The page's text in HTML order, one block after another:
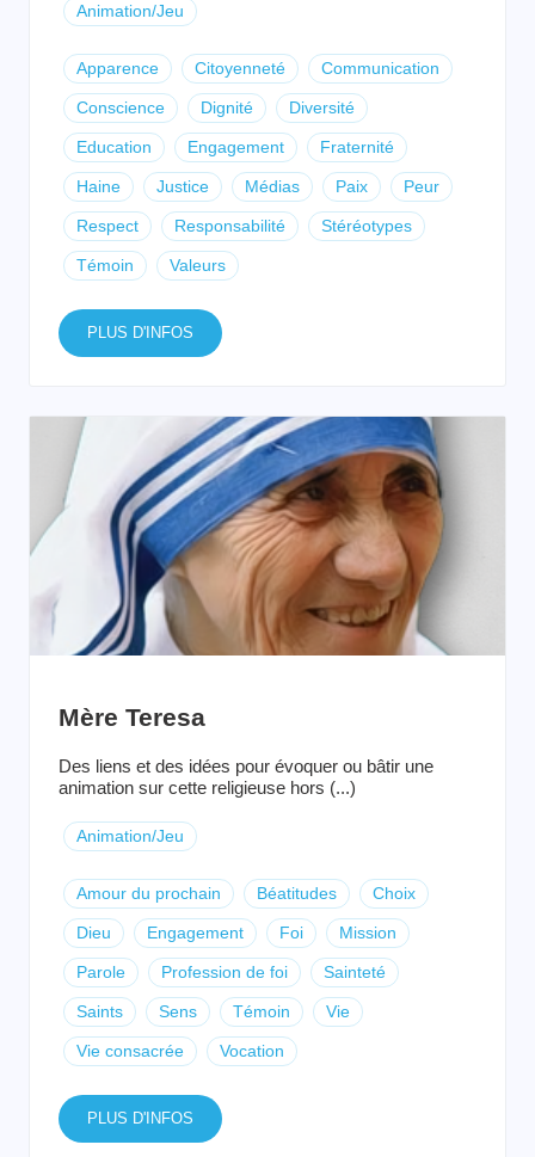
Animation/Jeu
Apparence Citoyenneté Communication
Conscience Dignité Diversité
Education Engagement Fraternité
Haine Justice Médias Paix Peur
Respect Responsabilité Stéréotypes
Témoin Valeurs
PLUS D'INFOS
Mère Teresa
Des liens et des idées pour évoquer ou bâtir une
animation sur cette religieuse hors (...)
Animation/Jeu
Amour du prochain Béatitudes Choix
Dieu Engagement Foi Mission
Parole Profession de foi Sainteté
Saints Sens Témoin Vie
Vie consacrée Vocation
PLUS D'INFOS